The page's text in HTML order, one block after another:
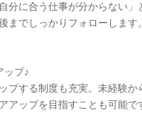
分に合う仕事が分からない
までしっかりフォローしま
ップ♪
プする制度も充実。未経験
アップを目指すことも可能で